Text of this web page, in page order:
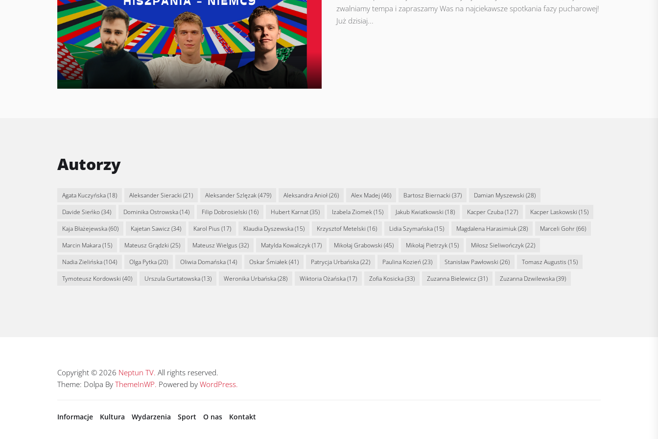
zwalniamy tempa i zapraszamy Was na najciekawsze spotkania fazy pucharowej!
Już dzisiaj...
Autorzy
Agata Kuczyńska(18) Aleksander Sieracki (21) Aleksander Szlęzak(479) Aleksandra Anioł(26) Alex Madej (46) Bartosz Biernacki (37) Damian Myszewski (28)
Davide Sieńko(34) Dominika Ostrowska(14) Filip Dobrosielski (16) Hubert Karnat(35) Izabela Ziomek(15) Jakub Kwiatkowski (18) Kacper Czuba(127) Kacper Laskowski (15)
Kaja Błażejewska(60) Kajetan Sawicz (34) Karol Pius (17) Klaudia Dyszewska(15) Krzysztof Metelski (16) Lidia Szymańska(15) Magdalena Harasimiuk(28) Marceli Gohr(66)
Marcin Makara(15) Mateusz Grądzki (25) Mateusz Wielgus (32) Matylda Kowalczyk(17) Mikołaj Grabowski (45) Mikołaj Pietrzyk(15) Miłosz Sieliwończyk(22)
Nadia Zielińska(104) Olga Pytka(20) Oliwia Domańska(14) Oskar Śmiałek(41) Patrycja Urbańska(22) Paulina Kozień (23) Stanisław Pawłowski (26) Tomasz Augustis (15)
Tymoteusz Kordowski (40) Urszula Gurtatowska(13) Weronika Urbańska(28) Wiktoria Ożańska(17) Zofia Kosicka(33) Zuzanna Bielewicz (31) Zuzanna Dzwilewska(39)
Copyright © 2026 Neptun TV. All rights reserved.
Theme: Dolpa By ThemeInWP. Powered by WordPress.
Informacje Kultura Wydarzenia Sport O nas Kontakt